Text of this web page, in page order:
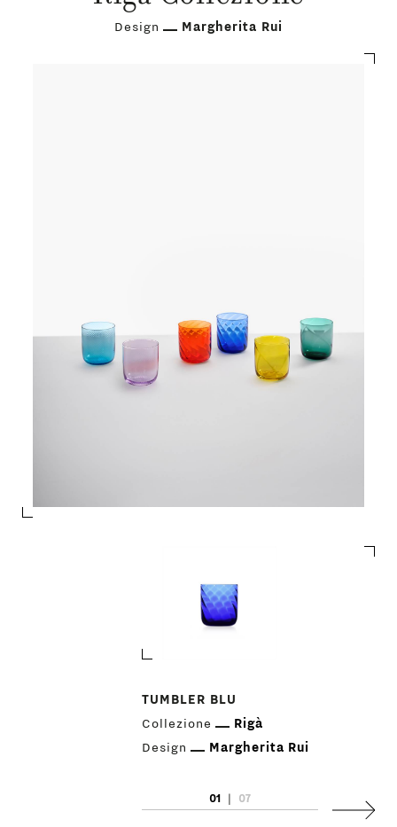
DESIGNER
Design Margherita Rui
TUMBLER BLU
Collezione
Rigà
Design
Margherita Rui
01 07